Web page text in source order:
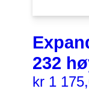
232
kr 1